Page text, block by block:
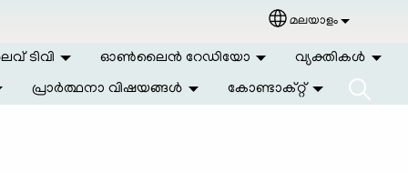
Select your
മലയാളം
ടിവി ഓണ്‍ലൈന്‍ റേഡിയോ
വ്യക്തികള്‍
പ്രാര്‍ത്ഥനാ വിഷയങ്ങള്‍ കോണ്ടാക്റ്റ്